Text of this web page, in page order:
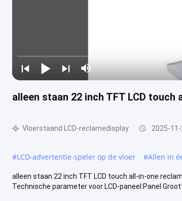
alleen staan 22 inch TFT LCD
Vloerstaand LCD-reclamedisplay 2025-11-
#LCD-advertentie-speler op de vloer #Allen in
alleen staan 22 inch TFT LCD touch all-in-one
Technische parameter voor LCD-paneel:Panel